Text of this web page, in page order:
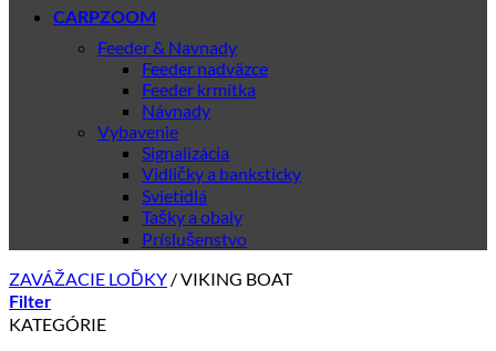
CARPZOOM
Feeder & Navnady
Feeder nadväzce
Feeder krmítka
Návnady
Vybavenie
Signalizácia
Vidličky a banksticky
Svietidlá
Tašky a obaly
Príslušenstvo
ZAVÁŽACIE LOĎKY /VIKING BOAT
Filter
KATEGÓRIE